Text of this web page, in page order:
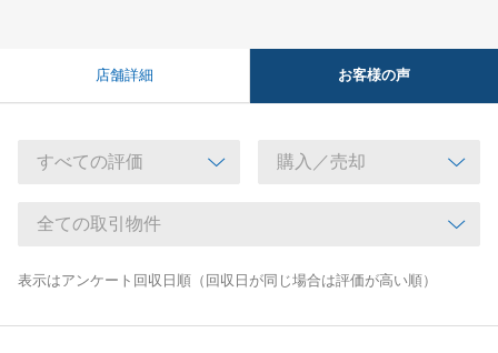
店舗詳細 お客様の声
表示はアンケート回収日順（回収日が同じ場合は評価が高い順）